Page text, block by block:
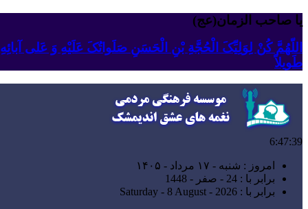
یا صاحب الزمان(عج)
اللّهُمَّ کُنْ لِوَلِیِّکَ الْحُجَّةِ بْنِ الْحَسَنِ صَلَواتُکَ عَلَیْهِ وَ عَلى
طَویلاً
6:47:40
امروز : شنبه - ۱۷ مرداد - ۱۴۰۵
برابر با : 24 - صفر - 1448
برابر با : Saturday - 8 August - 2026